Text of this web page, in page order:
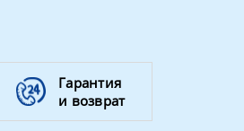
Гарантия
и возврат